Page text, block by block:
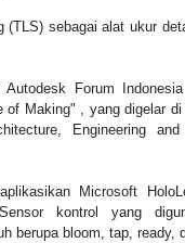
(TLS) sebagai alat ukur
Forum
Making" , yang digelar di
Engineering and
Microsoft
kontrol yang
berupa bloom, tap, ready,